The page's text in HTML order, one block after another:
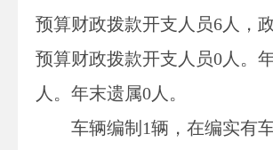
预算财政拨款开支人员6人，
预算财政拨款开支人员0人。
人。年末遗属0人。
车辆编制 1辆，在编实有